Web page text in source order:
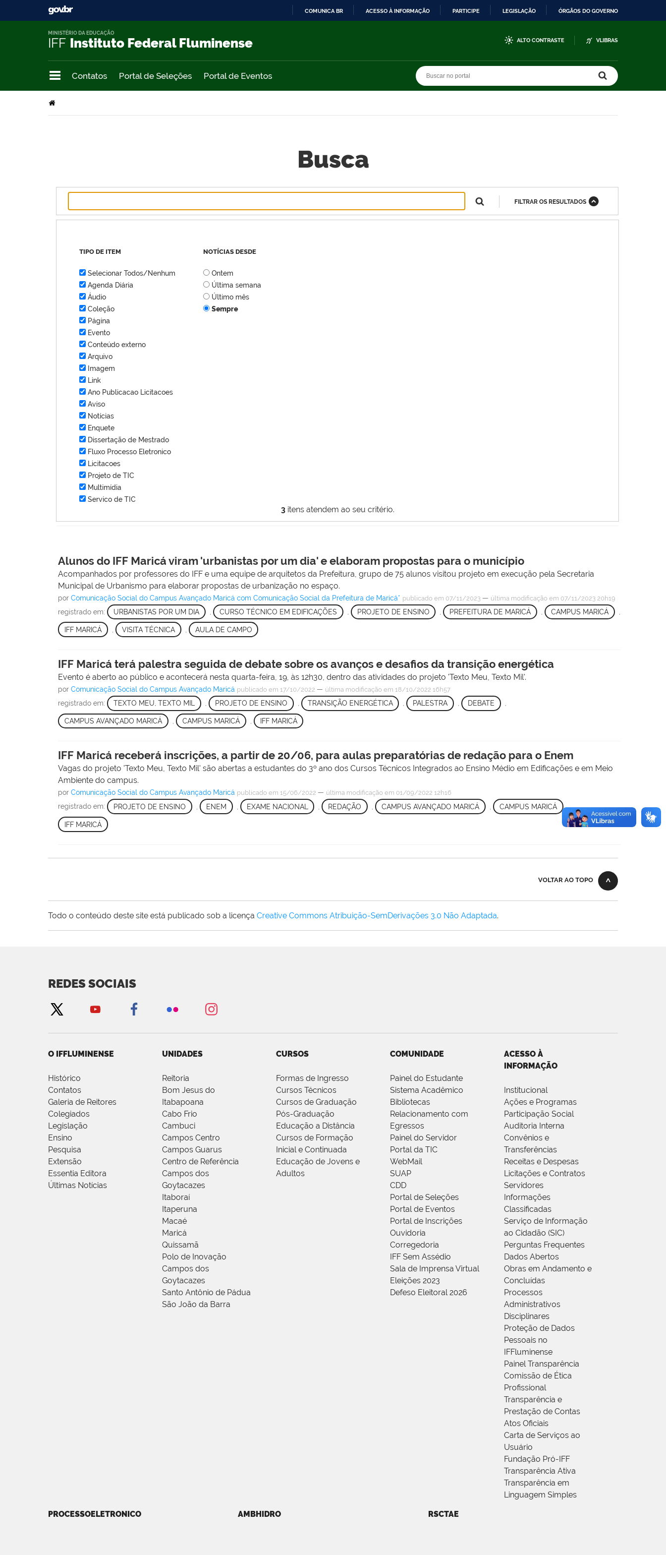
COMUNICA BR ACESSO À INFORMAÇÃO PARTICIPE LEGISLAÇÃO ÓRGÃOS DO GOVERNO
IFF Instituto Federal Fluminense
MINISTÉRIO DA EDUCAÇÃO
ALTO CONTRASTE VLIBRAS
Contatos Portal de Seleções Portal de Eventos
Busca
3itens atendem ao seu critério.
FILTRAR OS RESULTADOS
TIPO DE ITEM
Selecionar Todos/Nenhum
Agenda Diária
Áudio
Coleção
Página
Evento
Conteúdo externo
Arquivo
Imagem
Link
Ano Publicacao Licitacoes
Aviso
Notícias
Enquete
Dissertação de Mestrado
Fluxo Processo Eletronico
Licitacoes
Projeto de TIC
Multimídia
Servico de TIC
NOTÍCIAS DESDE
Ontem
Última semana
Último mês
Sempre
Alunos do IFF Maricá viram 'urbanistas por um dia' e elaboram propostas para o município
Acompanhados por professores do IFF e uma equipe de arquitetos da Prefeitura, grupo de 75 alunos visitou projeto em execução pela Secretaria
Municipal de Urbanismo para elaborar propostas de urbanização no espaço.
porComunicação Social do Campus Avançado Maricá com Comunicação Social da Prefeitura de Maricá* publicado em 07/11/2023 — última modificação em 07/11/2023 20h19
registrado em: URBANISTAS POR UM DIA CURSO TÉCNICO EM EDIFICAÇÕES PROJETO DE ENSINO , PREFEITURA DE MARICÁ , CAMPUS MARICÁ
IFF MARICÁ VISITA TÉCNICA AULA DE CAMPO
IFF Maricá terá palestra seguida de debate sobre os avanços e desafios da transição energética
Evento é aberto ao público e acontecerá nesta quarta-feira, 19, às 12h30, dentro das atividades do projeto 'Texto Meu, Texto Mil'.
porComunicação Social do Campus Avançado Maricá publicado em 17/10/2022 — última modificação em 18/10/2022 16h57
registrado em: TEXTO MEU, TEXTO MIL , PROJETO DE ENSINO , TRANSIÇÃO ENERGÉTICA , PALESTRA , DEBATE ,
CAMPUS AVANÇADO MARICÁ CAMPUS MARICÁ IFF MARICÁ
IFF Maricá receberá inscrições, a partir de 20/06, para aulas preparatórias de redação para o Enem
Vagas do projeto 'Texto Meu, Texto Mil' são abertas a estudantes do 3º ano dos Cursos Técnicos Integrados ao Ensino Médio em Edificações e em Meio
Ambiente do campus.
porComunicação Social do Campus Avançado Maricá publicado em 15/06/2022 — última modificação em 01/09/2022 12h16
registrado em: PROJETO DE ENSINO ENEM EXAME NACIONAL , REDAÇÃO , CAMPUS AVANÇADO MARICÁ CAMPUS MARICÁ ,
IFF MARICÁ
VOLTAR AO TOPO
Todo o conteúdo deste site está publicado sob a licença Creative Commons Atribuição-SemDerivações 3.0 Não Adaptada.
REDES SOCIAIS
O IFFLUMINENSE
Histórico
Contatos
Galeria de Reitores
Colegiados
Legislação
Ensino
Pesquisa
Extensão
Essentia Editora
Últimas Notícias
UNIDADES
Reitoria
Bom Jesus do
Itabapoana
Cabo Frio
Cambuci
Campos Centro
Campos Guarus
Centro de Referência
Campos dos
Goytacazes
Itaboraí
Itaperuna
Macaé
Maricá
Quissamã
Polo de Inovação
Campos dos
Goytacazes
Santo Antônio de Pádua
São João da Barra
CURSOS
Formas de Ingresso
Cursos Técnicos
Cursos de Graduação
Pós-Graduação
Educação a Distância
Cursos de Formação
Inicial e Continuada
Educação de Jovens e
Adultos
COMUNIDADE
Painel do Estudante
Sistema Acadêmico
Bibliotecas
Relacionamento com
Egressos
Painel do Servidor
Portal da TIC
WebMail
SUAP
CDD
Portal de Seleções
Portal de Eventos
Portal de Inscrições
Ouvidoria
Corregedoria
IFF Sem Assédio
Sala de Imprensa Virtual
Eleições 2023
Defeso Eleitoral 2026
ACESSO À
INFORMAÇÃO
Institucional
Ações e Programas
Participação Social
Auditoria Interna
Convênios e
Transferências
Receitas e Despesas
Licitações e Contratos
Servidores
Informações
Classificadas
Serviço de Informação
ao Cidadão (SIC)
Perguntas Frequentes
Dados Abertos
Obras em Andamento e
Concluídas
Processos
Administrativos
Disciplinares
Proteção de Dados
Pessoais no
IFFluminense
Painel Transparência
Comissão de Ética
Profissional
Transparência e
Prestação de Contas
Atos Oficiais
Carta de Serviços ao
Usuário
Fundação Pró-IFF
Transparência Ativa
Transparência em
Linguagem Simples
PROCESSOELETRONICO AMBHIDRO RSCTAE